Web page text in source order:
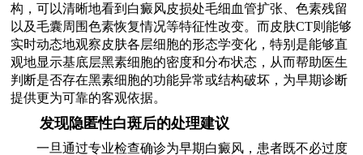
构，可以清晰地看到白癜风皮损处毛细血管扩张、色素残留
以及毛囊周围色素恢复情况等特征性改变。而皮肤CT则能够
实时动态地观察皮肤各层细胞的形态学变化，特别是能够直
观地显示基底层黑素细胞的密度和分布状态，从而帮助医生
判断是否存在黑素细胞的功能异常或结构破坏，为早期诊断
提供更为可靠的客观依据。
发现隐匿性白斑后的处理建议
一旦通过专业检查确诊为早期白癜风，患者既不必过度